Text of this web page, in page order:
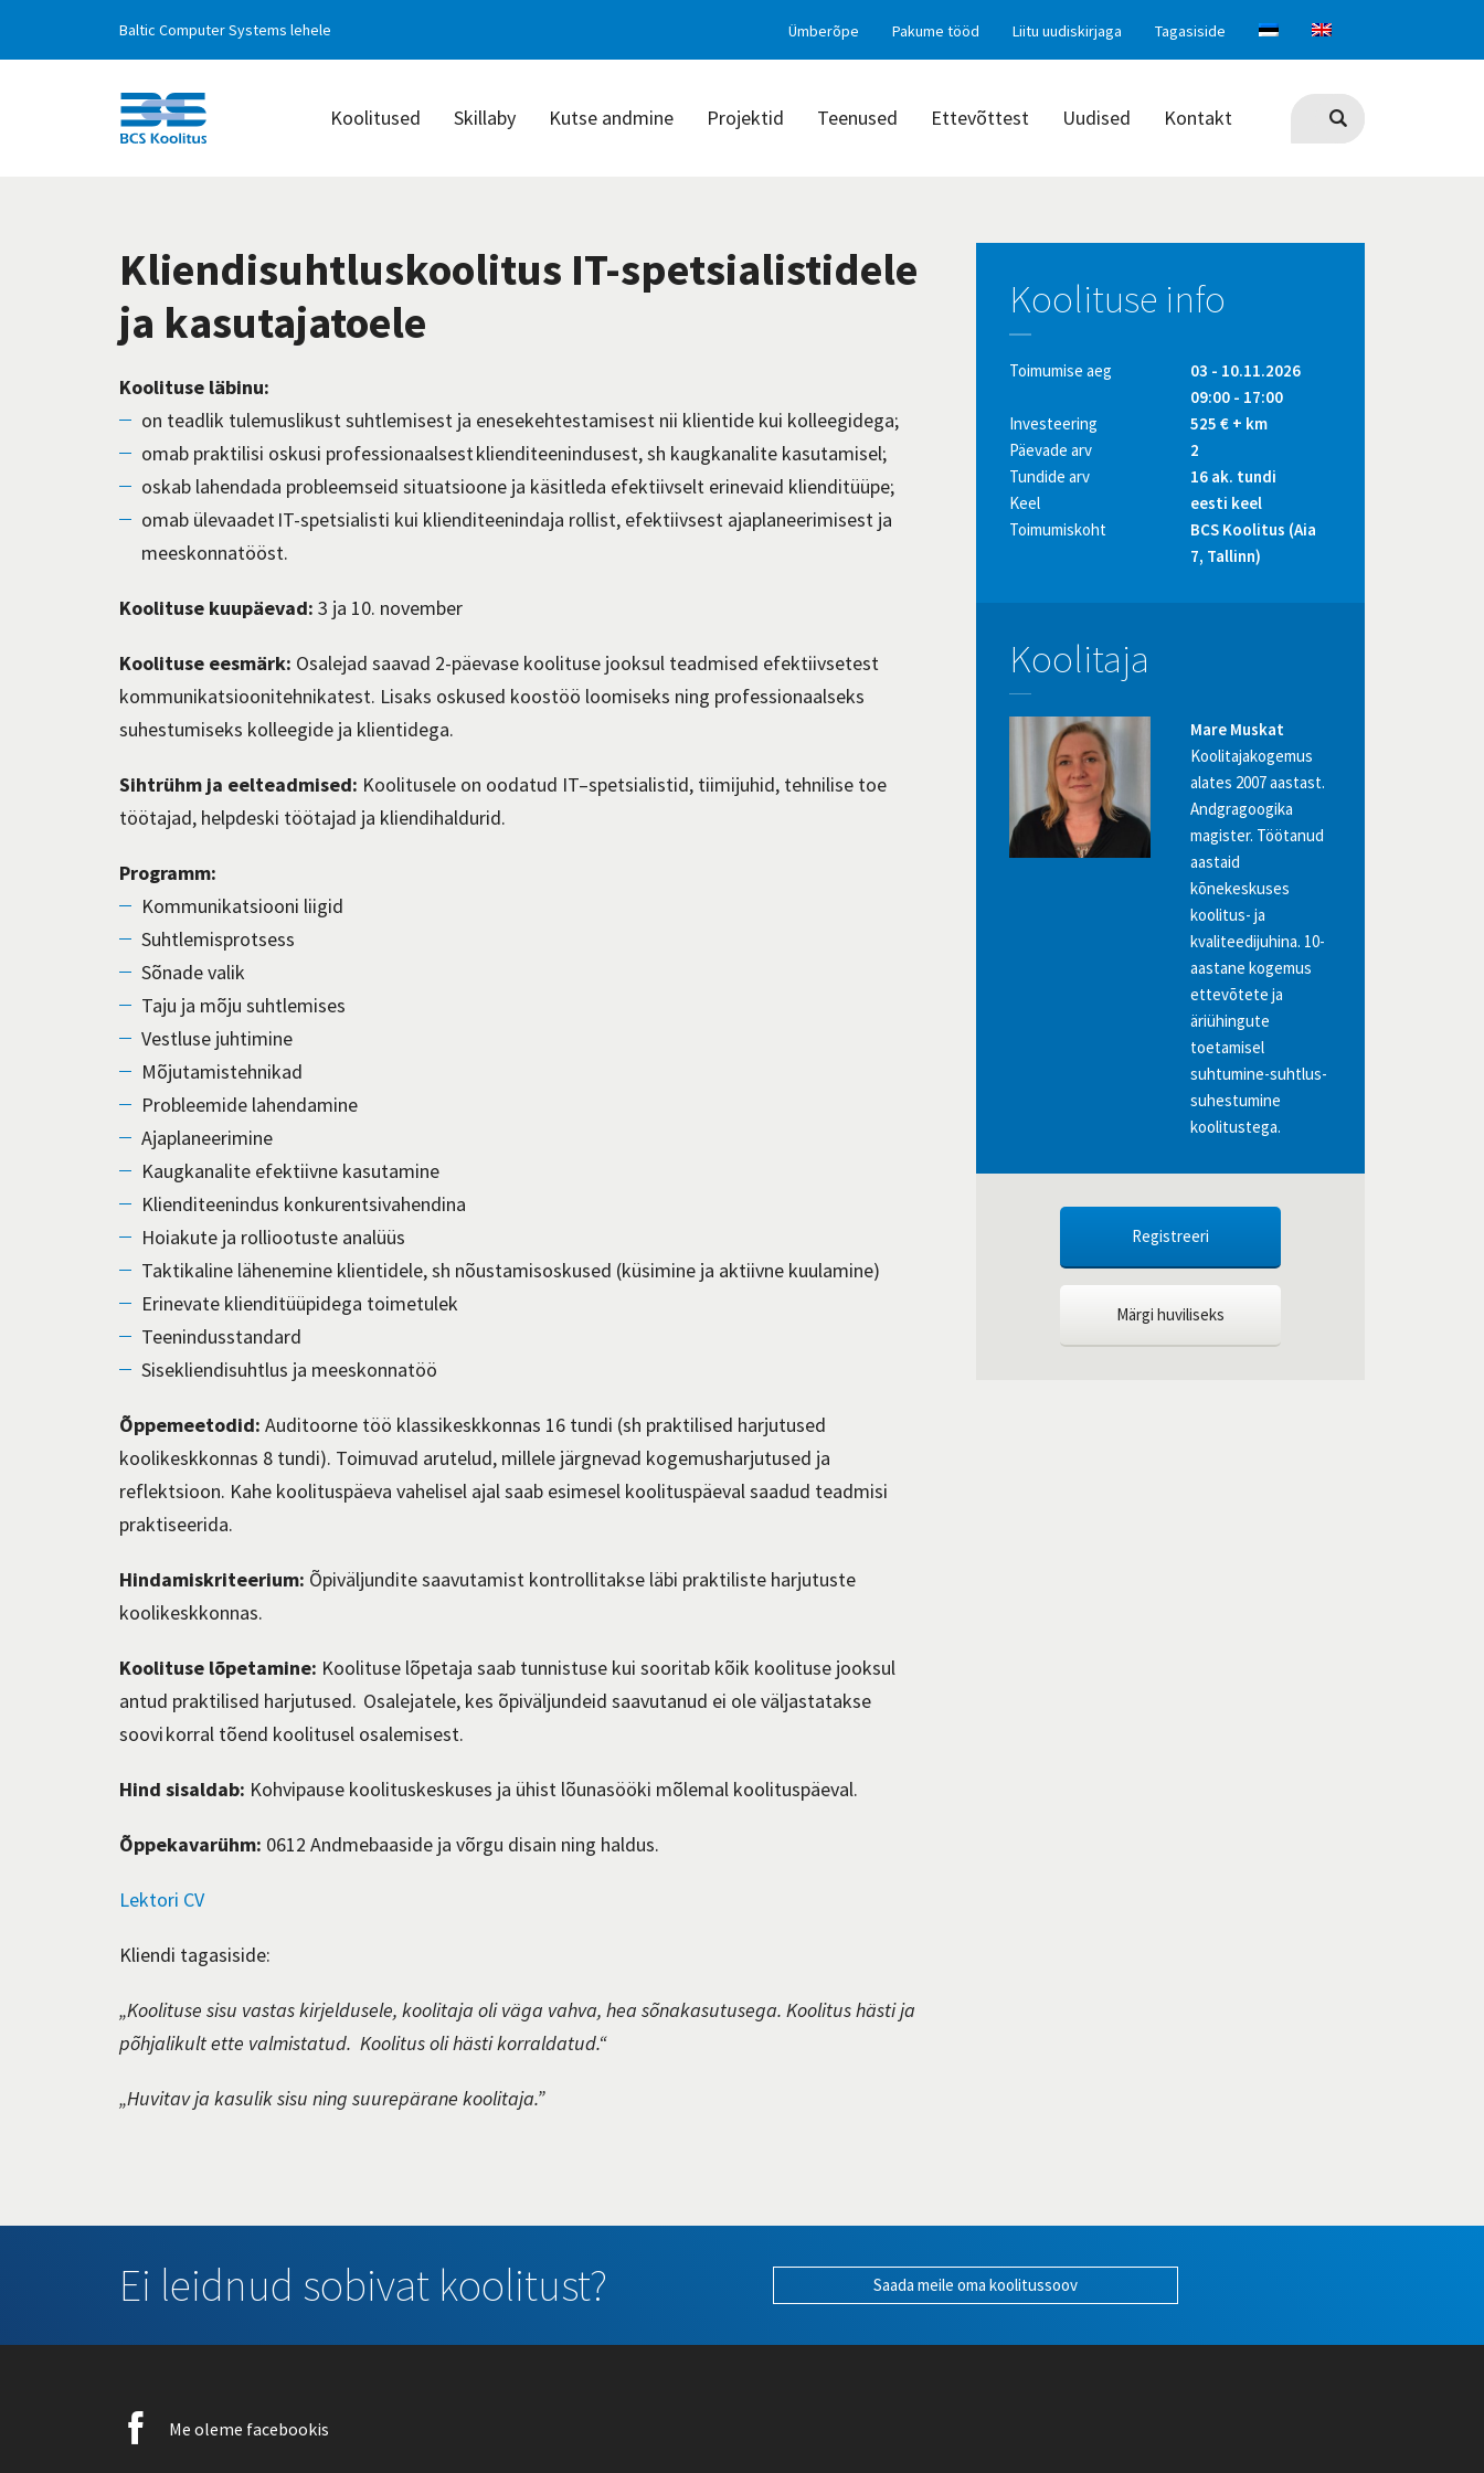
Baltic Computer Systems lehele Ümberõpe Pakume tööd Liitu uudiskirjaga Tagasiside
BCS
Koolitused Skillaby Kutse andmine Projektid Teenused Ettevõttest Uudised Kontakt
Kliendisuhtluskoolitus IT-spetsialistidele
ja kasutajatoele
Koolituse läbinu:
on teadlik tulemuslikust suhtlemisest ja enesekehtestamisest nii klientide kui kolleegidega;
omab praktilisi oskusi professionaalsest klienditeenindusest, sh kaugkanalite kasutamisel;
oskab lahendada probleemseid situatsioone ja käsitleda efektiivselt erinevaid klienditüüpe;
omab ülevaadet IT-spetsialisti kui klienditeenindaja rollist, efektiivsest ajaplaneerimisest ja
meeskonnatööst.
Koolituse kuupäevad: 3 ja 10. november
Koolituse eesmärk: Osalejad saavad 2-päevase koolituse jooksul teadmised efektiivsetest
kommunikatsioonitehnikatest. Lisaks oskused koostöö loomiseks ning professionaalseks
suhestumiseks kolleegide ja klientidega.
Sihtrühm ja eelteadmised: Koolitusele on oodatud IT–spetsialistid, tiimijuhid, tehnilise toe
töötajad, helpdeski töötajad ja kliendihaldurid.
Programm:
Kommunikatsiooni liigid
Suhtlemisprotsess
Sõnade valik
Taju ja mõju suhtlemises
Vestluse juhtimine
Mõjutamistehnikad
Probleemide lahendamine
Ajaplaneerimine
Kaugkanalite efektiivne kasutamine
Klienditeenindus konkurentsivahendina
Hoiakute ja rolliootuste analüüs
Taktikaline lähenemine klientidele, sh nõustamisoskused (küsimine ja aktiivne kuulamine)
Erinevate klienditüüpidega toimetulek
Teenindusstandard
Sisekliendisuhtlus ja meeskonnatöö
Õppemeetodid: Auditoorne töö klassikeskkonnas 16 tundi (sh praktilised harjutused
koolikeskkonnas 8 tundi). Toimuvad arutelud, millele järgnevad kogemusharjutused ja
reflektsioon. Kahe koolituspäeva vahelisel ajal saab esimesel koolituspäeval saadud teadmisi
praktiseerida.
Hindamiskriteerium: Õpiväljundite saavutamist kontrollitakse läbi praktiliste harjutuste
koolikeskkonnas.
Koolituse lõpetamine: Koolituse lõpetaja saab tunnistuse kui sooritab kõik koolituse jooksul
antud praktilised harjutused. Osalejatele, kes õpiväljundeid saavutanud ei ole väljastatakse
soovi korral tõend koolitusel osalemisest.
Hind sisaldab: Kohvipause koolituskeskuses ja ühist lõunasööki mõlemal koolituspäeval.
Õppekavarühm: 0612 Andmebaaside ja võrgu disain ning haldus.
Lektori CV
Kliendi tagasiside:
„Koolituse sisu vastas kirjeldusele, koolitaja oli väga vahva, hea sõnakasutusega. Koolitus hästi ja
põhjalikult ette valmistatud. Koolitus oli hästi korraldatud.“
„Huvitav ja kasulik sisu ning suurepärane koolitaja.”
Koolituse info
Toimumise aeg
03 - 10.11.2026
09:00 - 17:00
Investeering
525 € + km
Päevade arv
2
Tundide arv
16 ak. tundi
Keel
eesti keel
Toimumiskoht
BCS Koolitus (Aia
7, Tallinn)
Koolitaja
Mare Muskat
Koolitajakogemus
alates 2007 aastast.
Andgragoogika
magister. Töötanud
aastaid
kõnekeskuses
koolitus- ja
kvaliteedijuhina. 10-
aastane kogemus
ettevõtete ja
äriühingute
toetamisel
suhtumine-suhtlus-
suhestumine
koolitustega.
Registreeri
Märgi huviliseks
Ei leidnud sobivat koolitust? Saada meile oma koolitussoov
Facebook
icon
Me oleme facebookis